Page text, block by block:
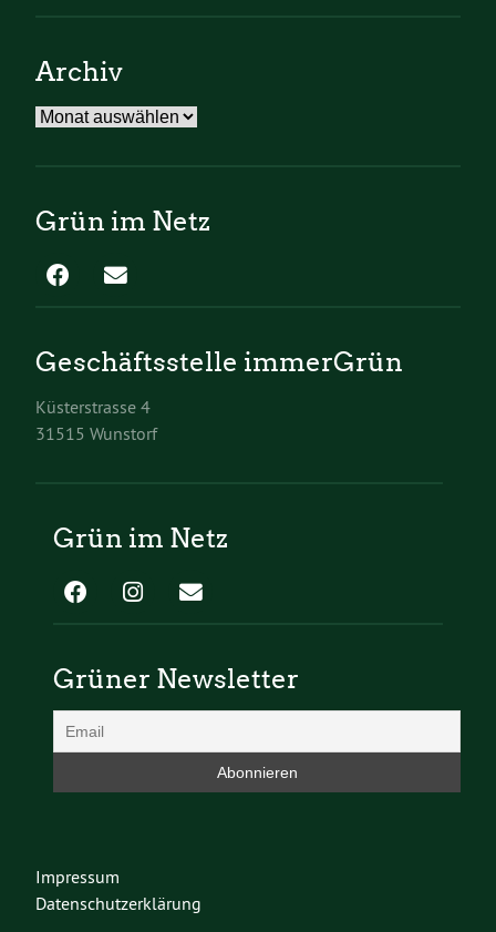
Archiv
Archiv
Grün im Netz
Geschäftsstelle immerGrün
Küsterstrasse 4
31515 Wunstorf
Grün im Netz
Grüner Newsletter
Impressum
Datenschutzerklärung